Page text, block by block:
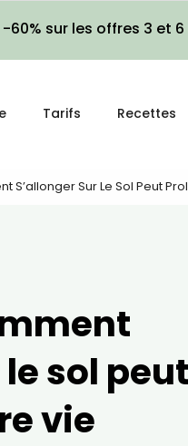
-60% sur les offres 3 et
Tarifs Recettes
S’allonger Sur Le Sol Peut
sol peut
vie